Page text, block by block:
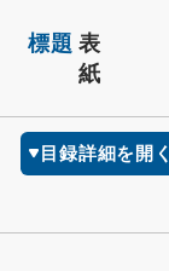
標題 表
紙
目録詳細を開く